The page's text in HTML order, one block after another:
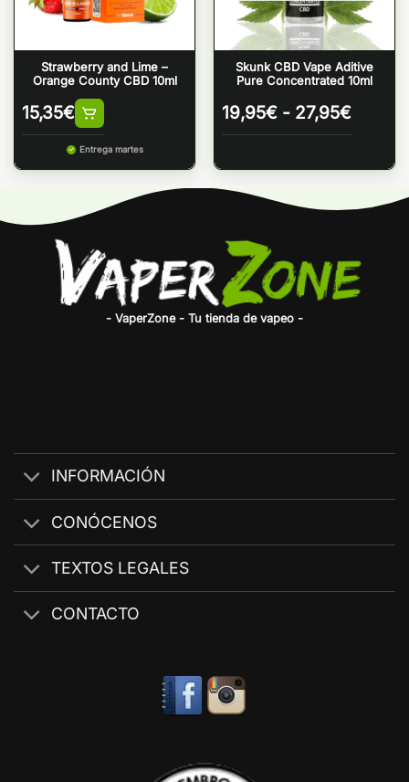
Strawberry and Lime –
Orange County CBD 10ml
15,35€
Entrega martes
Skunk CBD Vape Aditive
Pure Concentrated 10ml
19,95€ - 27,95€Rango
de
desde
hasta
27,95€
- VaperZone - Tu tienda de vapeo -
INFORMACIÓN
CONÓCENOS
TEXTOS LEGALES
CONTACTO